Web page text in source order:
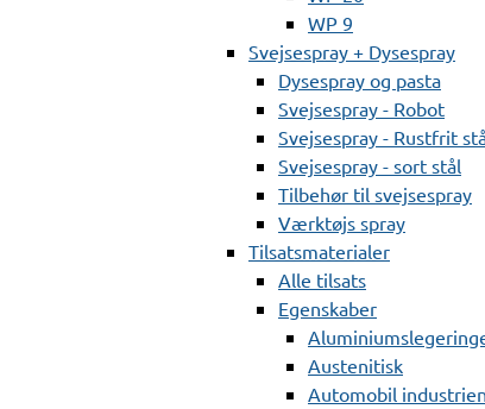
WP 9
Svejsespray + Dysespray
Dysespray og pasta
Svejsespray - Robot
Svejsespray - Rustfrit
Svejsespray - sort stål
Tilbehør til svejsespray
Værktøjs spray
Tilsatsmaterialer
Alle tilsats
Egenskaber
Austenitisk
Automobil industrien